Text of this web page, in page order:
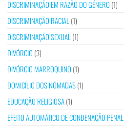
DISCRIMINAÇÃO EM RAZÃO DO GÉNERO (1)
DISCRIMINAÇÃO RACIAL(1)
DISCRIMINAÇÃO SEXUAL(1)
DIVÓRCIO (3)
DIVÓRCIO MARROQUINO (1)
DOMICÍLIO DOS NÓMADAS(1)
EDUCAÇÃO RELIGIOSA(1)
EFEITO AUTOMÁTICO DE CONDENAÇÃO PENAL